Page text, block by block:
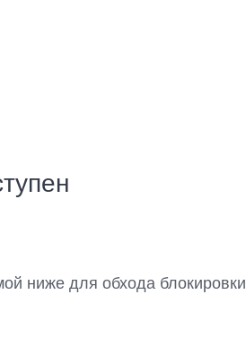
ниже для обхода блокировки